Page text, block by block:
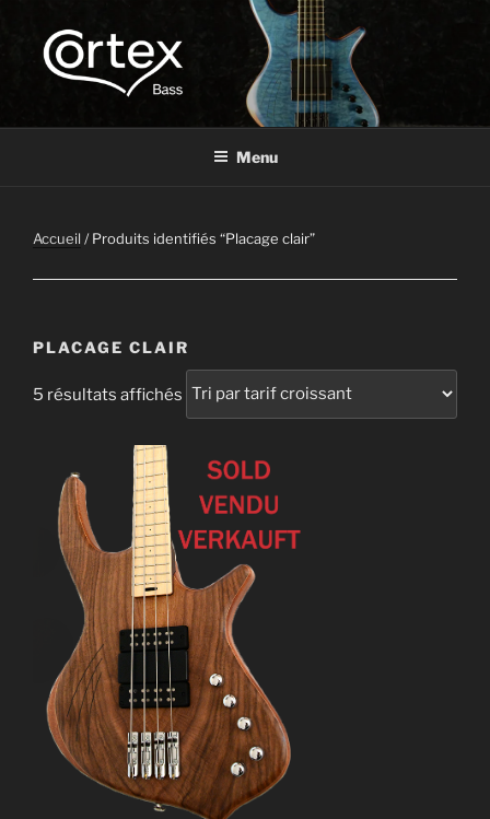
CORTEX BASS
Menu
Accueil / Produits identifiés “Placage clair”
PLACAGE CLAIR
5 résultats affichés